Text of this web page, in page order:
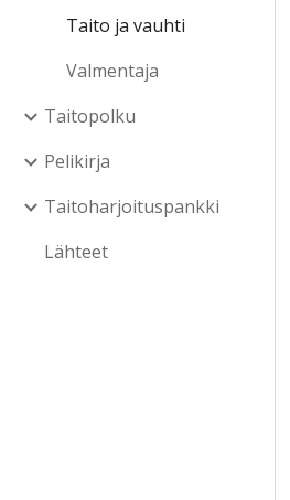
Taito ja vauhti
Valmentaja
Taitopolku
Pelikirja
Taitoharjoituspankki
Lähteet